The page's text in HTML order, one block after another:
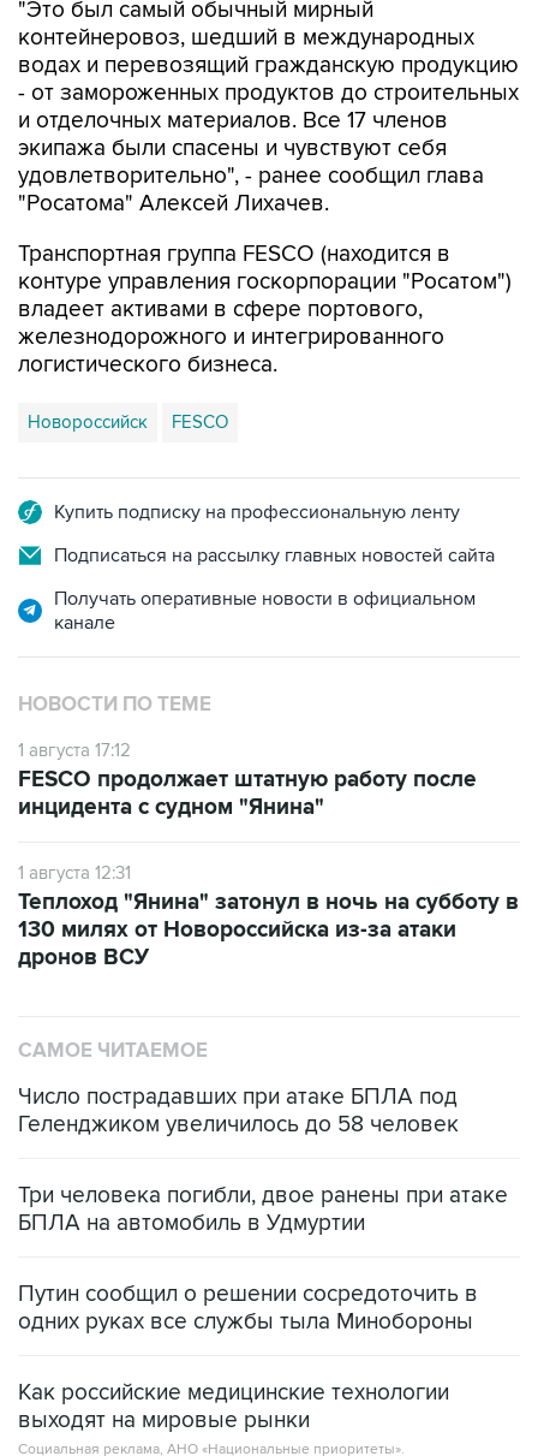
водах и перевозящий гражданскую продукцию
- от замороженных продуктов до строительных
и отделочных материалов. Все 17 членов
экипажа были спасены и чувствуют себя
удовлетворительно", - ранее сообщил глава
"Росатома" Алексей Лихачев.
Транспортная группа FESCO (находится в
владеет активами в сфере портового,
железнодорожного и интегрированного
логистического бизнеса.
Новороссийск FESCO
Подписаться на рассылку главных новостей сайта
Получать оперативные новости в официальном
НОВОСТИ ПО ТЕМЕ
1 августа 17:12
инцидента с судном "Янина"
1 августа 12:31
130 милях от Новороссийска из-за атаки
дронов ВСУ
Число пострадавших при атаке БПЛА под
Три человека погибли, двое ранены при атаке
Путин сообщил о решении сосредоточить в
Как российские медицинские технологии
Социальная реклама, АНО «Национальные приоритеты».
ИНН 7725383515 Erid: F7NfYUJCUneVdTRF8PRs